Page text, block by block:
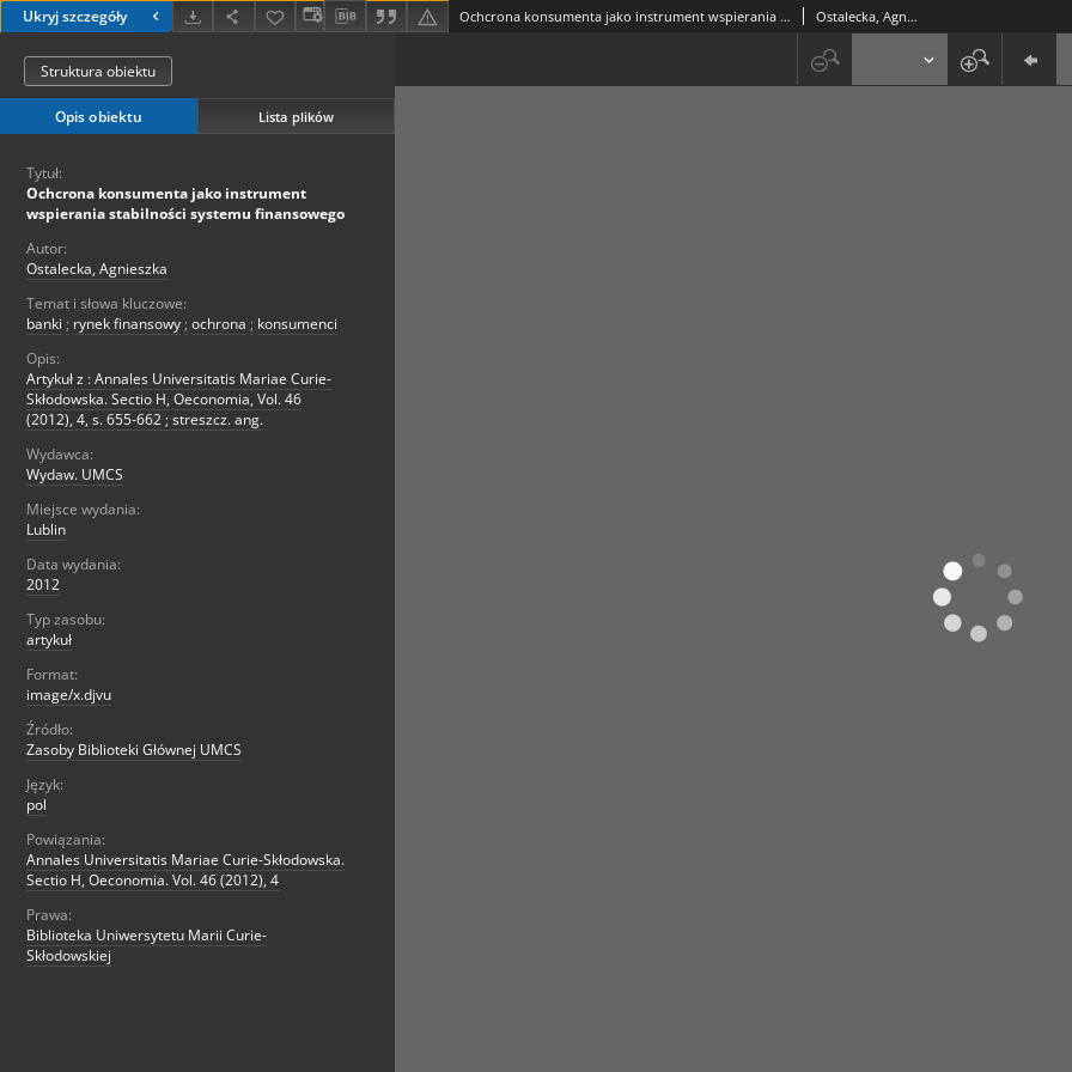
Ukryj szczegóły Ochcrona konsumenta jako instrument wspierania stabilności systemu finansowego Ostalecka, Agnieszka
Struktura obiektu
Opis obiektu Lista plików
Tytuł:
Ochcrona konsumenta jako instrument
wspierania stabilności systemu finansowego
Autor:
Ostalecka, Agnieszka
Temat i słowa kluczowe:
banki ; rynek finansowy ; ochrona ; konsumenci
Opis:
Artykuł z : Annales Universitatis Mariae Curie-
Skłodowska. Sectio H, Oeconomia, Vol. 46
(2012), 4, s. 655-662 ; streszcz. ang.
Wydawca:
Wydaw. UMCS
Miejsce wydania:
Lublin
Data wydania:
2012
Typ zasobu:
artykuł
Format:
image/x.djvu
Źródło:
Zasoby Biblioteki Głównej UMCS
Język:
pol
Powiązania:
Annales Universitatis Mariae Curie-Skłodowska.
Sectio H, Oeconomia. Vol. 46 (2012), 4
Prawa:
Biblioteka Uniwersytetu Marii Curie-
Skłodowskiej